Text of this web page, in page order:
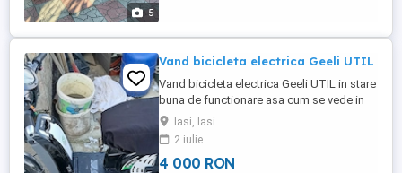
5
Vand bicicleta electrica Geeli UTIL
Vand bicicleta electrica Geeli UTIL in stare
buna de functionare asa cum se vede in
imagine. Se vinde cu acte - sunt primul
proprietar. Specificatii: Anvelope 17 x 2.25
Tubeless Dimensiuni (L*l*h) 1760 x 665 x
1171 mm Frână spate Tambur Frână fată
Iasi, Iasi
2 iulie
4 000 RON